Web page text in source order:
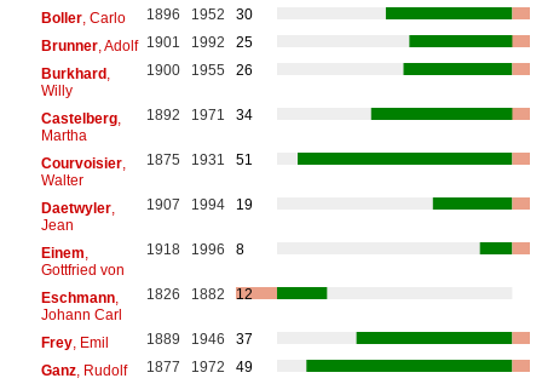
Boller, Carlo 1896 1952
30
Brunner, Adolf 1901 1992
25
Burkhard,
Willy
1900 1955 26
Castelberg,
Martha
1892 1971 34
Courvoisier,
Walter
1875 1931 51
Daetwyler,
Jean
1907 1994 19
Einem
Gottfried von
1918 1996 8
Eschmann,
Johann Carl
1826 1882 12
Frey, Emil 1889 1946
37
Ganz, Rudolf 1877 1972
49